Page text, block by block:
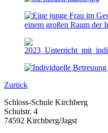
Zurück
Schloss-Schule Kirchberg
Schulstr. 4
74592 Kirchberg/Jagst